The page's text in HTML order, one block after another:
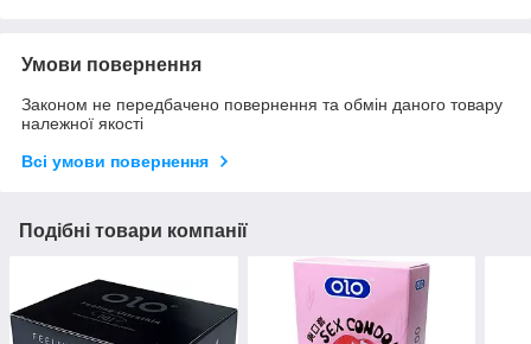
Умови повернення
Законом не передбачено повернення та обмін даного товару
належної якості
Всі умови повернення
Подібні товари компанії